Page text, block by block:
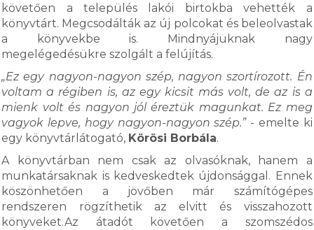
követően a település lakói birtokba vehették a
könyvtárt. Megcsodálták az új polcokat és beleolvastak
a könyvekbe is. Mindnyájuknak nagy
megelégedésükre szolgált a felújítás.
„Ez egy nagyon-nagyon szép, nagyon szortírozott. Én
voltam a régiben is, az egy kicsit más volt, de az is a
mienk volt és nagyon jól éreztük magunkat. Ez meg
vagyok lepve, hogy nagyon-nagyon szép.”- emelte ki
egy könyvtárlátogató, Körösi Borbála.
A könyvtárban nem csak az olvasóknak, hanem a
munkatársaknak is kedveskedtek újdonsággal. Ennek
köszönhetően a jövőben már számítógépes
rendszeren rögzíthetik az elvitt és visszahozott
könyveket.Az átadót követően a szomszédos